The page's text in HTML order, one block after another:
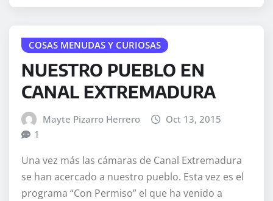
COSAS MENUDAS Y CURIOSAS
NUESTRO PUEBLO EN
CANAL EXTREMADURA
Mayte Pizarro Herrero
Oct 13, 2015
1
Una vez más las cámaras de Canal Extremadura
se han acercado a nuestro pueblo. Esta vez es el
programa “Con Permiso” el que ha venido a